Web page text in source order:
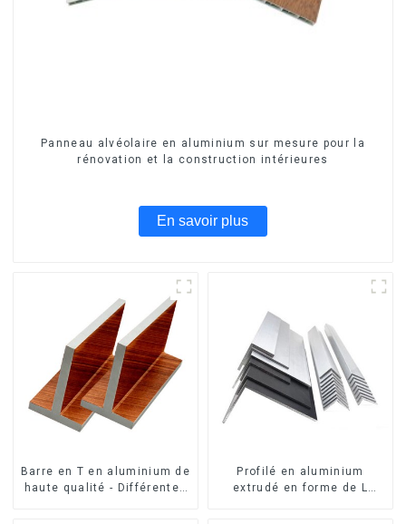
Panneau alvéolaire en aluminium sur mesure pour la
rénovation et la construction intérieures
En savoir plus
Barre en T en aluminium de
haute qualité - Différentes
Profilé en aluminium
extrudé en forme de L